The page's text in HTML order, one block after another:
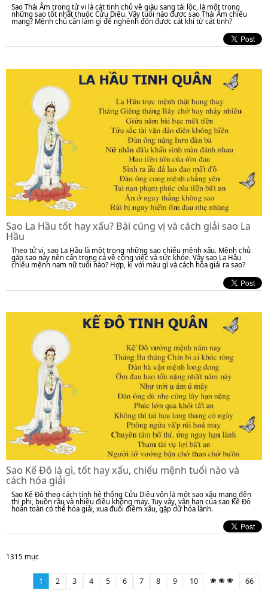
Sao Thái Âm trong tử vi là cát tinh chủ về giàu sang tài lộc, là một trong
những sao tốt nhất thuộc Cửu Diệu. Vậy tuổi nào được sao Thái Âm chiếu
mạng? Mệnh chủ cần làm gì để nghênh đón được cát khí từ cát tinh?
Sao La Hầu tốt hay xấu? Bài cúng vị và cách giải sao La
Hầu
Theo tử vi, sao La Hầu là một trong những sao chiếu mệnh xấu. Mệnh chủ
gặp sao này nên cẩn trọng cả về công việc và sức khỏe. Vậy sao La Hầu
chiếu mệnh nam nữ tuổi nào? Hợp, kị với màu gì và cách hóa giải ra sao?
Sao Kế Đô là gì, tốt hay xấu, chiếu mệnh tuổi nào và
cách hóa giải
Sao Kế Đô theo cách tính hệ thống Cửu Diệu vốn là một sao xấu mang đến
thị phi, buồn rầu và nhiều điều không may. Tuy vậy, vận hạn của sao Kế Đô
hoàn toàn có thể hóa giải, xua đuổi điềm xấu, gặp dữ hóa lành.
1315 mục
1 2 3 4 5 6 7 8 9 10 ❀ ❀ ❀
66